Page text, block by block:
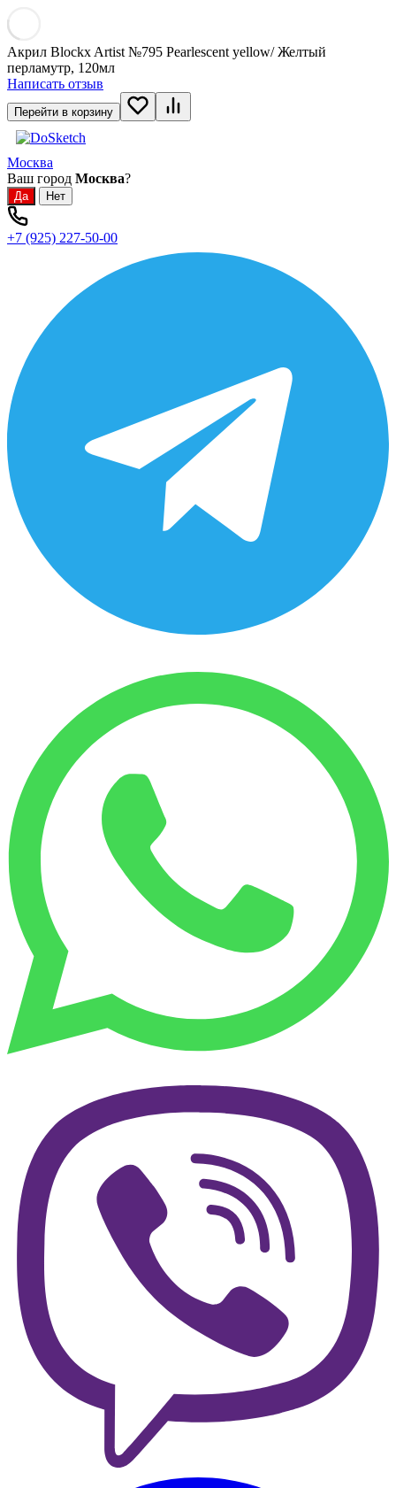
Акрил Blockx Artist №795 Pearlescent yellow/ Желтый
перламутр, 120мл
Написать отзыв
Перейти в корзину
Москва
Ваш город Москва?
+7 (925) 227-50-00